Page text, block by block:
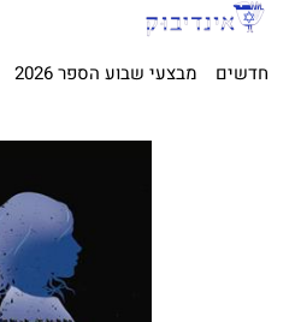
חדשים מבצעי שבוע הספר 2026